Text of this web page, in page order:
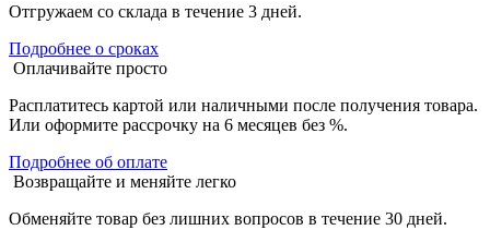
Отгружаем со склада в течение 3 дней.
Подробнее о сроках
Оплачивайте просто
Расплатитесь картой или наличными после получения товара.
Или оформите рассрочку на 6 месяцев без %.
Подробнее об оплате
Возвращайте и меняйте легко
Обменяйте товар без лишних вопросов в течение 30 дней.